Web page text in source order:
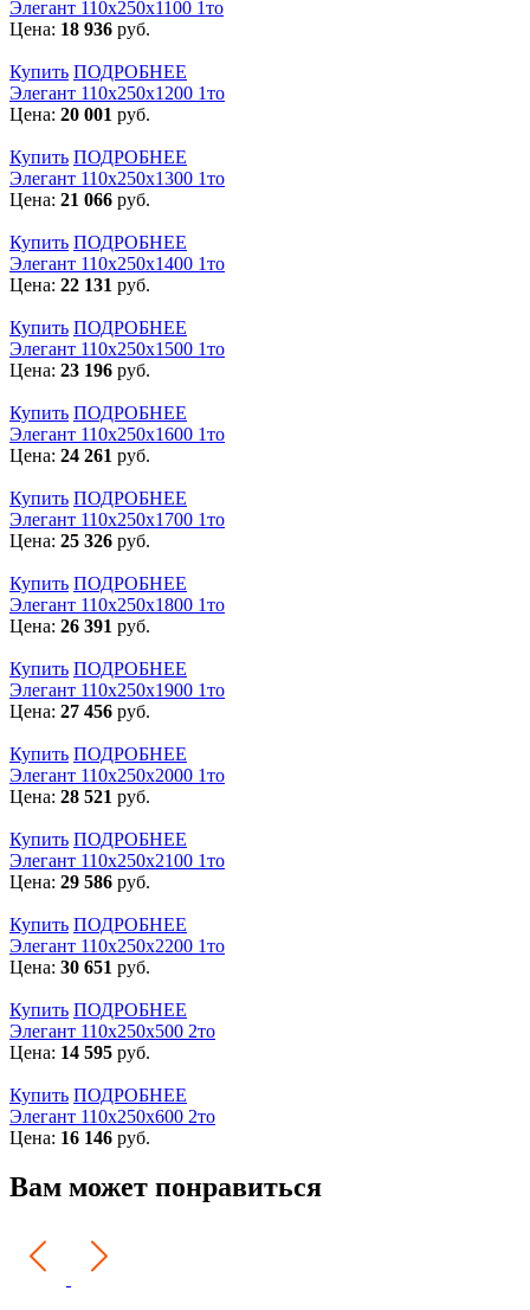
Элегант 110x250x1100 1то
Цена: 18 936 руб.
Купить ПОДРОБНЕЕ
Элегант 110x250x1200 1то
Цена: 20 001 руб.
Купить ПОДРОБНЕЕ
Элегант 110x250x1300 1то
Цена: 21 066 руб.
Купить ПОДРОБНЕЕ
Элегант 110x250x1400 1то
Цена: 22 131 руб.
Купить ПОДРОБНЕЕ
Элегант 110x250x1500 1то
Цена: 23 196 руб.
Купить ПОДРОБНЕЕ
Элегант 110x250x1600 1то
Цена: 24 261 руб.
Купить ПОДРОБНЕЕ
Элегант 110x250x1700 1то
Цена: 25 326 руб.
Купить ПОДРОБНЕЕ
Элегант 110x250x1800 1то
Цена: 26 391 руб.
Купить ПОДРОБНЕЕ
Элегант 110x250x1900 1то
Цена: 27 456 руб.
Купить ПОДРОБНЕЕ
Элегант 110x250x2000 1то
Цена: 28 521 руб.
Купить ПОДРОБНЕЕ
Элегант 110x250x2100 1то
Цена: 29 586 руб.
Купить ПОДРОБНЕЕ
Элегант 110x250x2200 1то
Цена: 30 651 руб.
Купить ПОДРОБНЕЕ
Элегант 110x250x500 2то
Цена: 14 595 руб.
Купить ПОДРОБНЕЕ
Элегант 110x250x600 2то
Цена: 16 146 руб.
Вам может понравиться